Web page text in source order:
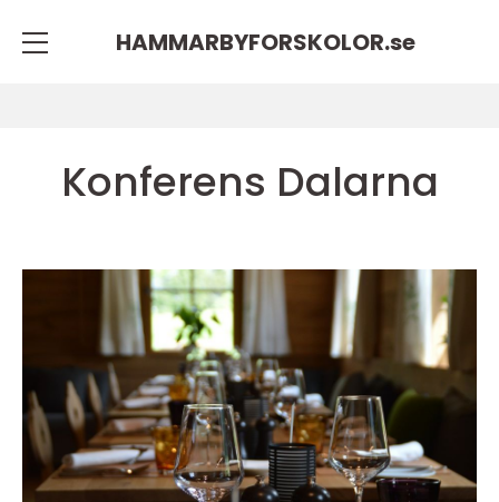
HAMMARBYFORSKOLOR.se
Konferens Dalarna